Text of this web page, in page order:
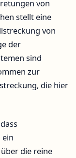
von
stellt eine
von
der
sind
zur
die hier
die reine